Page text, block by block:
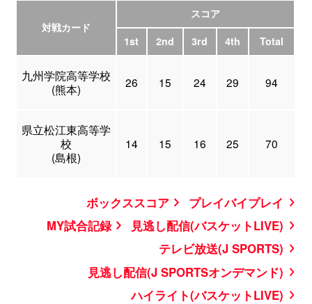
対戦カード
スコア
1st
2nd 3rd 4th Total
九州学院高等学校
(熊本)
26 15 24 29 94
県立松江東高等学
校
(島根)
14 15 16 25 70
ボックススコア
プレイバイプレイ
MY試合記録
見逃し配信(バスケットLIVE)
テレビ放送(J SPORTS)
見逃し配信(J SPORTSオンデマンド)
ハイライト(バスケットLIVE)